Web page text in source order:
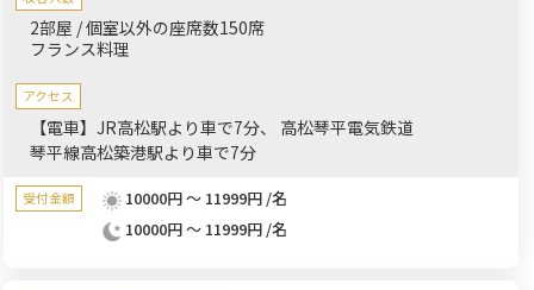
2部屋 / 個室以外の座席数150席
フランス料理
アクセス
【電車】JR高松駅より車で7分、 高松琴平電気鉄道
琴平線高松築港駅より車で7分
受付金額
10000円 ～ 11999円 /名
10000円 ～ 11999円 /名